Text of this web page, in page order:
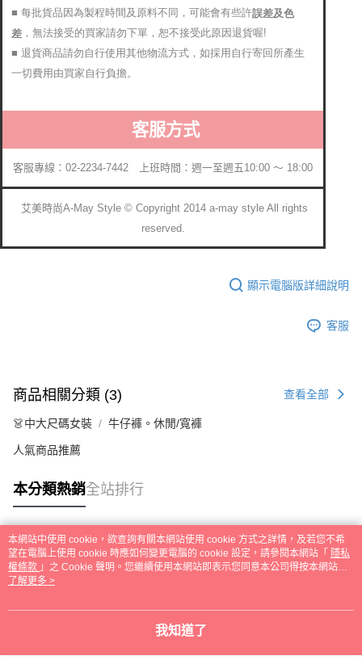
■ 每批貨品因為製程時間及原料不同，可能會有些許誤差及色
差 ，無法接受的買家請勿下單，恕不接受此原因退貨喔!
■ 退貨商品請勿自行使用其他物流方式，如採用自行寄回所產生
一切費用由買家自行負擔。
客服方式
客服專線：02-2234-7442 上班時間：週一至週五10:00 ～ 18:00
艾美時尚A-May Style © Copyright 2014 a-may style All rights
reserved.
顯示電腦版詳細說明
客服
商品相關分類 (3) 查看全部
👗中大尺碼女裝 牛仔褲。休閒/寬褲
人氣商品推薦
本分類熱銷全站排行
熱門標籤
本網站中使用 cookie，欲查詢有關本網站使用 cookie 方式之詳情，及若您不希
望在電腦上使用 cookie 時應如何變更電腦的 cookie 設定，請參閱本網站「 隱私
權條款 」之 Cookie 聲明。您繼續使用本網站即表示您同意本公司得按本網站使
用條款之 Cookie 聲明使用 cookie。
了解更多 >
我知道了